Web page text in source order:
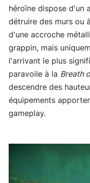
héroïne dispose d'un
détruire des murs ou
d'une accroche
grappin, mais
l'arrivant le plus
paravoile à la Breath
descendre des
équipements
gameplay.